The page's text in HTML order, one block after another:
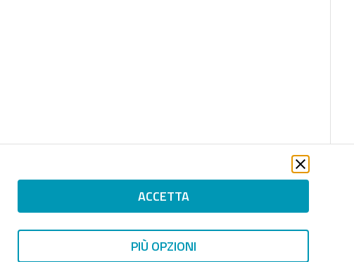
ACCETTA
PIÙ OPZIONI